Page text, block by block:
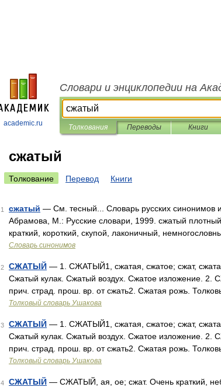
academic.ru
Словари и энциклопедии на
Толкования Переводы Книги
сжатый
Толкование Перевод Книги
1 сжатый — См. тесный... Словарь русских синонимов
Абрамова, М.: Русские словари, 1999. сжатый
краткий, короткий, скупой, лаконичный,
Словарь синонимов
2 СЖАТЫЙ — 1. СЖАТЫЙ1, сжатая, сжатое; сжат, сжата,
Сжатый кулак. Сжатый воздух. Сжатое изложение. 2.
прич. страд. прош. вр. от сжать2. Сжатая рожь.
Толковый словарь Ушакова
3 СЖАТЫЙ — 1. СЖАТЫЙ1, сжатая, сжатое; сжат, сжата,
Сжатый кулак. Сжатый воздух. Сжатое изложение. 2.
прич. страд. прош. вр. от сжать2. Сжатая рожь.
Толковый словарь Ушакова
4 СЖАТЫЙ — СЖАТЫЙ, ая, ое; сжат. Очень краткий,